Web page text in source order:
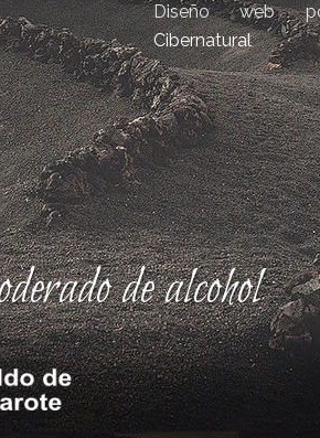
Diseño web
Cibernatural
de alcohol